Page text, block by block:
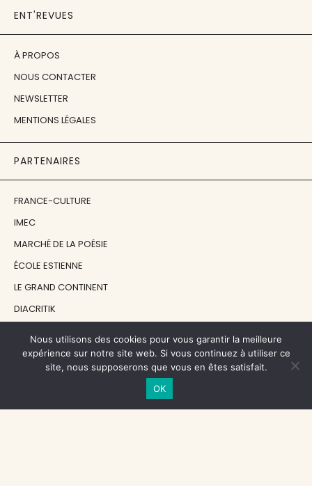
ENT'REVUES
À PROPOS
NOUS CONTACTER
NEWSLETTER
MENTIONS LÉGALES
PARTENAIRES
FRANCE-CULTURE
IMEC
MARCHÉ DE LA POÉSIE
ÉCOLE ESTIENNE
LE GRAND CONTINENT
DIACRITIK
NOS SOUTIENS
CENTRE NATIONAL DU LIVRE
Nous utilisons des cookies pour vous garantir la meilleure
expérience sur notre site web. Si vous continuez à utiliser ce
site, nous supposerons que vous en êtes satisfait.
OK